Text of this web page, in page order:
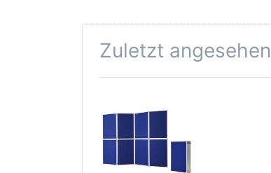
Zuletzt angesehen